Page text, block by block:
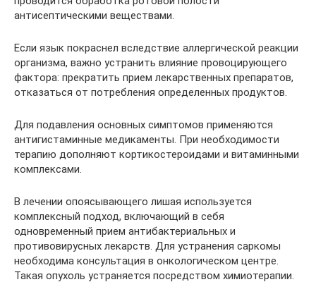
антисептическими веществами.
Если язык покраснел вследствие аллергической реакции
организма, важно устранить влияние провоцирующего
фактора: прекратить прием лекарственных препаратов,
отказаться от потребления определенных продуктов.
Для подавления основных симптомов применяются
антигистаминные медикаменты. При необходимости
терапию дополняют кортикостероидами и витаминными
комплексами.
В лечении опоясывающего лишая используется
комплексный подход, включающий в себя
одновременный прием антибактериальных и
противовирусных лекарств. Для устранения саркомы
необходима консультация в онкологическом центре.
Такая опухоль устраняется посредством химиотерапии.